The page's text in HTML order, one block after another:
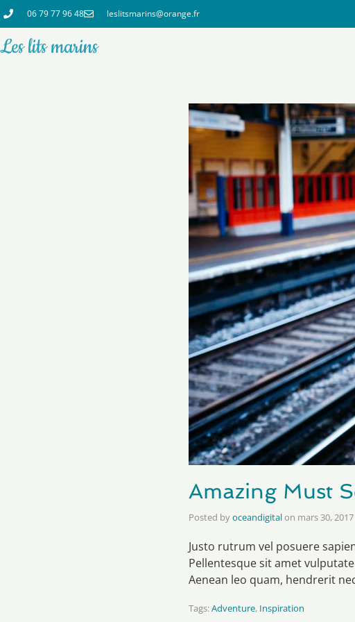
06 79 77 96 48 leslitsmarins@orange.fr
Les lits marins
Amazing Must
Posted byoceandigitalon mars 30, 2017
Justo rutrum vel posuere
Pellentesque sit amet
Aenean leo quam, hendrerit
Tags:Adventure, Inspiration